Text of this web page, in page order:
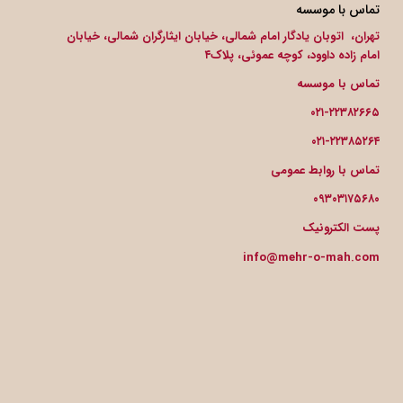
تماس با موسسه
تهران، اتوبان یادگار امام شمالی، خیابان ایثارگران شمالی، خیابان
امام زاده داوود، کوچه عموئی، پلاک۴
تماس با موسسه
۰۲۱-۲۲۳۸۲۶۶۵
۰۲۱-۲۲۳۸۵۲۶۴
تماس با روابط عمومی
۰۹۳۰۳۱۷۵۶۸۰
پست الکترونیک
info@mehr-o-mah.com